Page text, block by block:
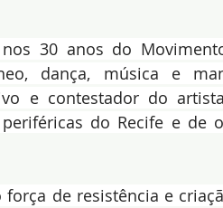
30 anos do
dança, música e
e contestador do
do Recife e de
de resistência e